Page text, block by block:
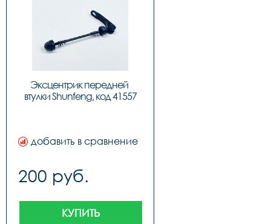
Эксцентрик передней
втулки Shunfeng, код 41557
добавить в сравнение
200 руб.
КУПИТЬ